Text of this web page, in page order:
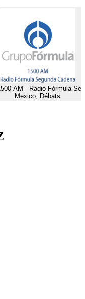
AM - Radio Fórmula
Mexico, Débats